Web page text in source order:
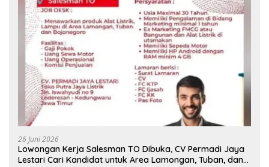
26 Juni 2026
Lowongan Kerja Salesman TO Dibuka, CV Permadi Jaya
Lestari Cari Kandidat untuk Area Lamongan, Tuban, dan